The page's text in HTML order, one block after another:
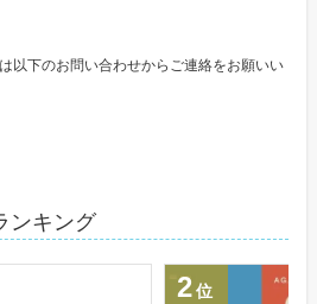
以下のお問い合わせからご連絡をお願いい
ンキング
2位